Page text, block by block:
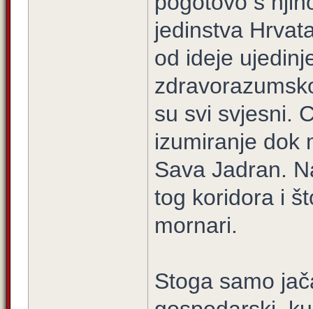
jedinstva
od ideje
su svi svjesni.
izumiranje dok
Sava Jadran.
tog koridora i
mornari.
Stoga samo